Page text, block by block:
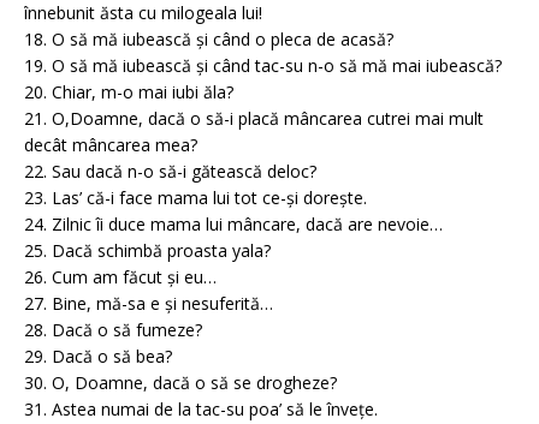
înnebunit ăsta cu milogeala lui!
18. O să mă iubească și când o pleca de acasă?
19. O să mă iubească și când tac-su n-o să mă mai iubească?
20. Chiar, m-o mai iubi ăla?
21. O,Doamne, dacă o să-i placă mâncarea cutrei mai mult
decât mâncarea mea?
22. Sau dacă n-o să-i gătească deloc?
23. Las’ că-i face mama lui tot ce-și dorește.
24. Zilnic îi duce mama lui mâncare, dacă are nevoie…
25. Dacă schimbă proasta yala?
26. Cum am făcut și eu…
27. Bine, mă-sa e și nesuferită…
28. Dacă o să fumeze?
29. Dacă o să bea?
30. O, Doamne, dacă o să se drogheze?
31. Astea numai de la tac-su poa’ să le învețe.